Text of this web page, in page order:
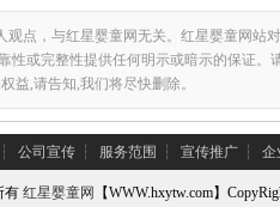
点，与红星婴童网无关。红星婴童网站
性或完整性提供任何明示或暗示的保证。
益,请告知,我们将尽快删除。
┆ 公司宣传 ┆ 服务范围 ┆ 宣传推广 ┆ 企
有红星婴童网
【WWW.hxytw.com】